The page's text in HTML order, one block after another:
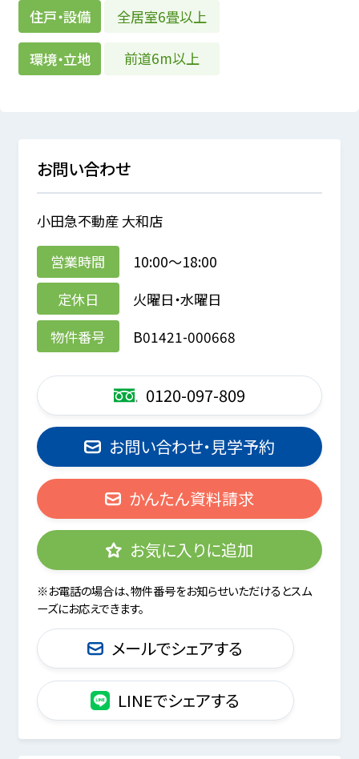
住戸・設備 全居室6畳以上
環境・立地 前道6m以上
お問い合わせ
小田急不動産 大和店
営業時間
10:00～18:00
定休日
火曜日・水曜日
物件番号
B01421-000668
0120-097-809
お問い合わせ・見学予約
かんたん資料請求
お気に入りに追加
※お電話の場合は、物件番号をお知らせいただけるとスム
ーズにお応えできます。
メールでシェアする
LINEでシェアする